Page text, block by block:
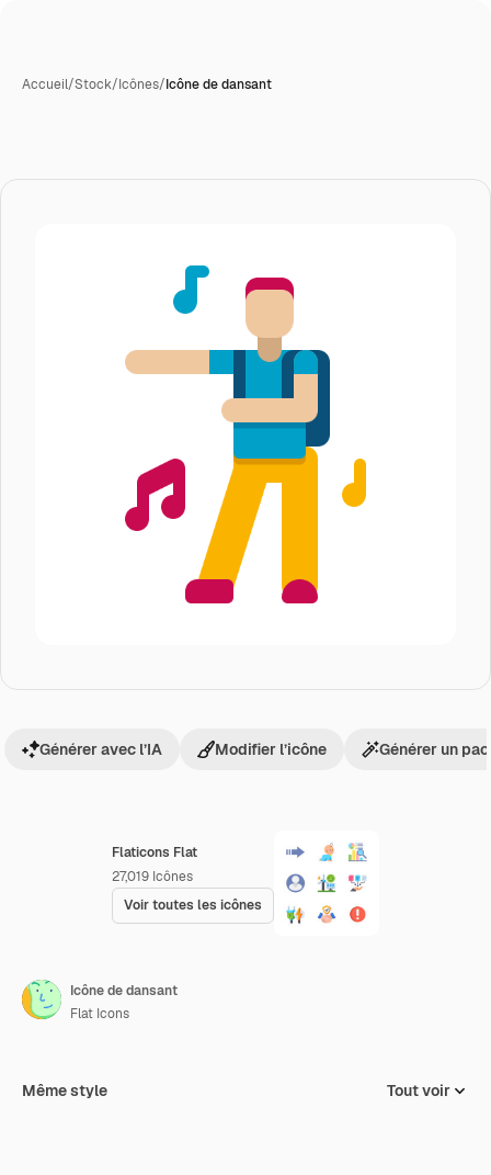
Accueil/Stock/Icônes/Icône de dansant
Flaticons Flat
27,019 Icônes
Voir toutes les icônes
Générer avec l’IA Modifier l’icône Générer un
Icône de dansant
Flat Icons
Même style Tout voir